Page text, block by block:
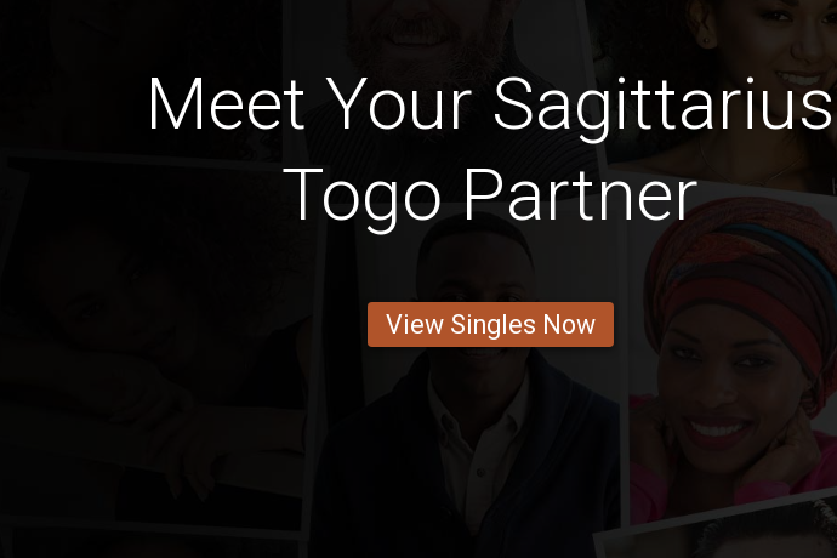
Meet Your Sagittarius
Togo Partner
View Singles Now